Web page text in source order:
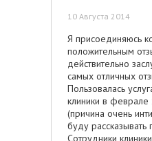
10 Августа 2014
Я присоединяюсь
положительным
действительно
самых отличных
Пользовалась
клиники в феврале
(причина очень
буду рассказывать
Сотрудники